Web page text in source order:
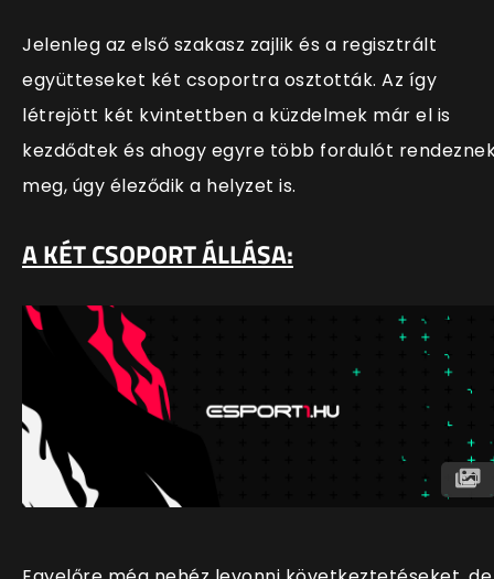
Jelenleg az első szakasz zajlik és a regisztrált
együtteseket két csoportra osztották. Az így
létrejött két kvintettben a küzdelmek már el is
kezdődtek és ahogy egyre több fordulót
meg, úgy éleződik a helyzet is.
A KÉT CSOPORT ÁLLÁSA: